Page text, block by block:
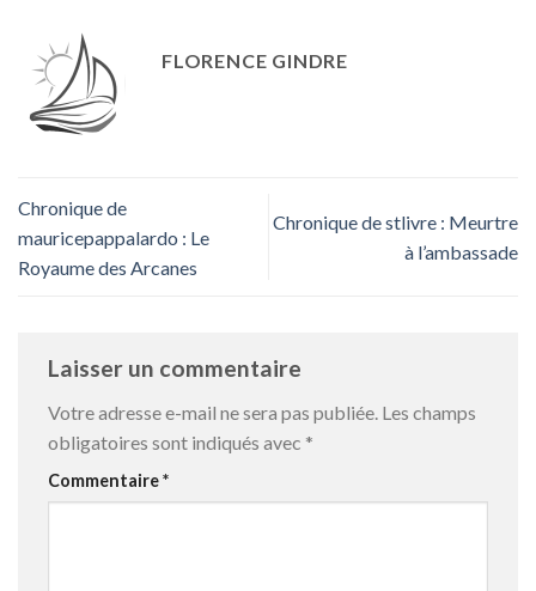
FLORENCE GINDRE
Chronique de
mauricepappalardo : Le
Royaume des Arcanes
Chronique de stlivre : Meurtre
à l’ambassade
Laisser un commentaire
Votre adresse e-mail ne sera pas publiée. Les champs
obligatoires sont indiqués avec *
Commentaire*